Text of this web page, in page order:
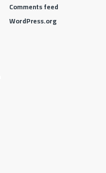
Comments feed
WordPress.org